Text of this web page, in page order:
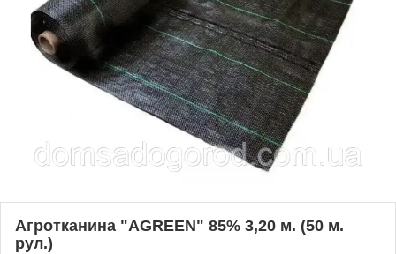
Агротканина "AGREEN" 85% 3,20 м. (50 м.
рул.)